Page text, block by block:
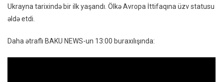
Ukrayna tarixində bir ilk yaşandı. Ölkə Avropa İttifaqına üzv statusu
əldə etdi.
Daha ətraflı BAKU NEWS-un 13:00 buraxılışında: